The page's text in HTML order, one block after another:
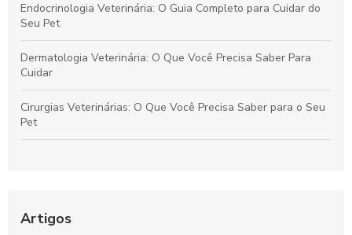
Endocrinologia Veterinária: O Guia Completo para Cuidar do
Seu Pet
Dermatologia Veterinária: O Que Você Precisa Saber Para
Cuidar
Cirurgias Veterinárias: O Que Você Precisa Saber para o Seu
Pet
Dermatologia Veterinária: Guia Completo para Cuidar do Seu
Artigos